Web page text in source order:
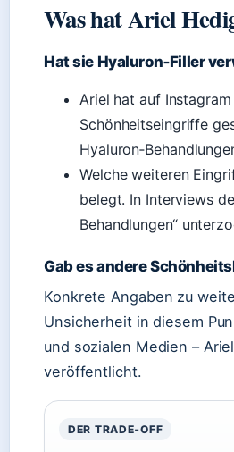
Was hat Ariel
Hat sie Hyaluron‑Filler
Ariel hat auf
Schönheitseingriffe
Welche weiteren
belegt. In Interviews
Behandlungen“
Gab es andere
Konkrete Angaben zu
Unsicherheit in diesem
und sozialen Medien –
veröffentlicht.
DER TRADE‑OFF